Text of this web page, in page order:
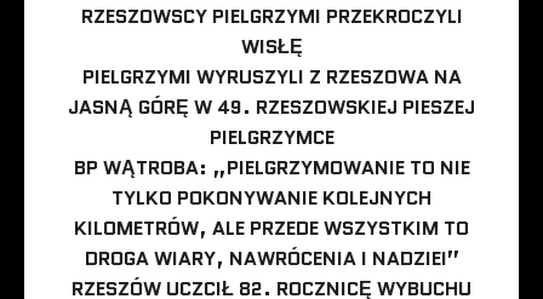
RZESZOWSCY PIELGRZYMI PRZEKROCZYLI
WISŁĘ
PIELGRZYMI WYRUSZYLI Z RZESZOWA NA
JASNĄ GÓRĘ W 49. RZESZOWSKIEJ PIESZEJ
PIELGRZYMCE
BP WĄTROBA: „PIELGRZYMOWANIE TO NIE
TYLKO POKONYWANIE KOLEJNYCH
KILOMETRÓW, ALE PRZEDE WSZYSTKIM TO
DROGA WIARY, NAWRÓCENIA I NADZIEI”
RZESZÓW UCZCIŁ 82. ROCZNICĘ WYBUCHU